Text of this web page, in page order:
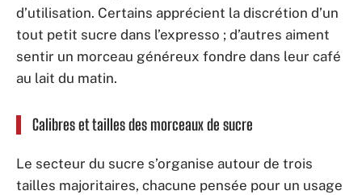
d’utilisation. Certains apprécient la discrétion d’un
tout petit sucre dans l’expresso ; d’autres aiment
sentir un morceau généreux fondre dans leur café
au lait du matin.
Calibres et tailles des morceaux de sucre
Le secteur du sucre s’organise autour de trois
tailles majoritaires, chacune pensée pour un usage